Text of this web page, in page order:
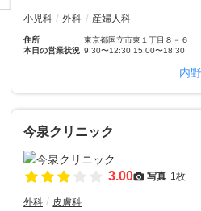
小児科 外科 産婦人科
住所
東京都国立市東１丁目８－６
本日の営業状況 9:30〜12:30 15:00〜18:30
内
今泉クリニック
3.00 写真 1枚
外科 皮膚科